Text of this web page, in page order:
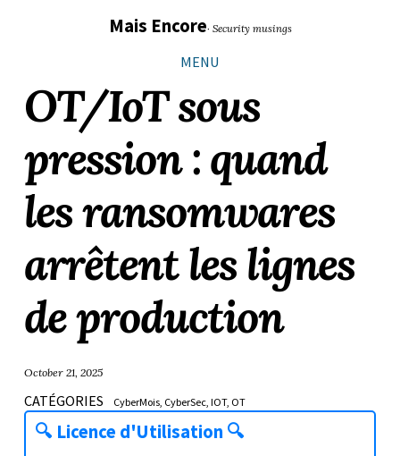
principale
page
Mais Encore· Security musings
MENU
OT/IoT sous
pression : quand
les ransomwares
arrêtent les lignes
de production
October 21, 2025
CATÉGORIES CyberMois CyberSec IOT OT
🔍 Licence d'Utilisation 🔍